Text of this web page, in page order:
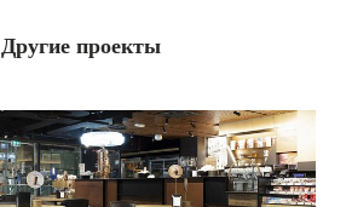
Другие проекты